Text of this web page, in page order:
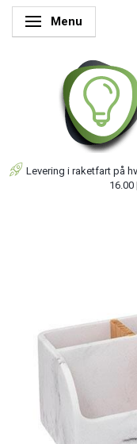
Skifte navigation
Menu
Levering i raketfart på
16.00